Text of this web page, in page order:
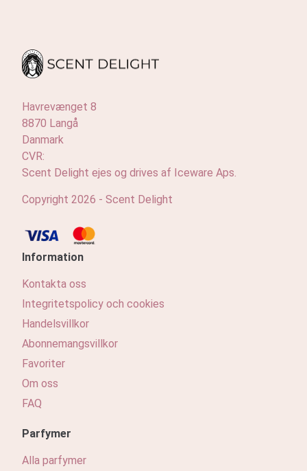
Havrevænget 8
8870 Langå
Danmark
CVR:
Scent Delight ejes og drives af Iceware Aps.
Copyright 2026 - Scent Delight
Information
Kontakta oss
Integritetspolicy och cookies
Handelsvillkor
Abonnemangsvillkor
Favoriter
Om oss
FAQ
Parfymer
Alla parfymer